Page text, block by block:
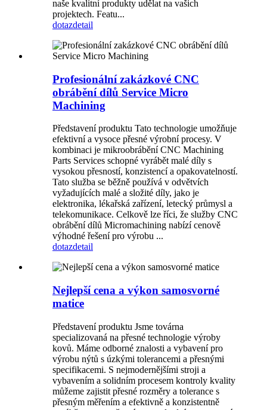
naše kvalitní produkty udělat na vašich
projektech. Featu...
dotazdetail
Profesionální zakázkové CNC
obrábění dílů Service Micro
Machining
Představení produktu Tato technologie umožňuje
efektivní a vysoce přesné výrobní procesy. V
kombinaci je mikroobrábění CNC Machining
Parts Services schopné vyrábět malé díly s
vysokou přesností, konzistencí a opakovatelností.
Tato služba se běžně používá v odvětvích
vyžadujících malé a složité díly, jako je
elektronika, lékařská zařízení, letecký průmysl a
telekomunikace. Celkově lze říci, že služby CNC
obrábění dílů Micromachining nabízí cenově
výhodné řešení pro výrobu ...
dotazdetail
Nejlepší cena a výkon samosvorné
matice
Představení produktu Jsme továrna
specializovaná na přesné technologie výroby
kovů. Máme odborné znalosti a vybavení pro
výrobu nýtů s úzkými tolerancemi a přesnými
specifikacemi. S nejmodernějšími stroji a
vybavením a solidním procesem kontroly kvality
můžeme zajistit přesné rozměry a tolerance s
přesným měřením a efektivně a konzistentně